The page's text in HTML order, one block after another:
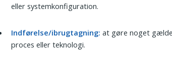
eller systemkonfiguration.
Indførelse/ibrugtagning: at gøre noget
proces eller teknologi.